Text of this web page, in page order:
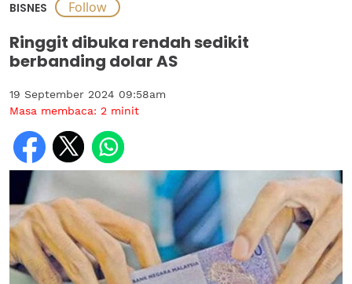
BISNES
Ringgit dibuka rendah sedikit
berbanding dolar AS
19 September 2024 09:58am
Masa membaca: 2 minit